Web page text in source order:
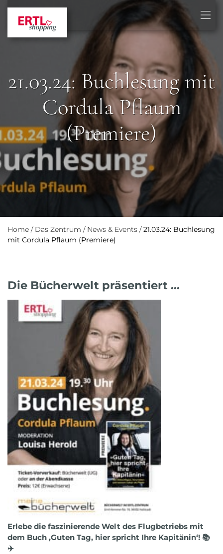
21.03.24: Buchlesung mit
Cordula Pflaum
(Premiere)
Home / Das Zentrum / News & Events / 21.03.24: Buchlesung
mit Cordula Pflaum (Premiere)
Die Bücherwelt präsentiert …
Erlebe die faszinierende Welt des Flugbetriebs mit
dem Buch ‚Guten Tag, hier spricht Ihre Kapitänin‘! 📚
✈️